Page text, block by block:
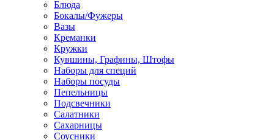
Блюда
Бокалы/Фужеры
Вазы
Креманки
Кружки
Кувшины, Графины, Штофы
Наборы для специй
Наборы посуды
Пепельницы
Подсвечники
Салатники
Сахарницы
Соусники